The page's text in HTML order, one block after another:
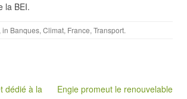
la BEI.
, in Banques, Climat, France, Transport.
dédié à la
Engie promeut le renouvelable